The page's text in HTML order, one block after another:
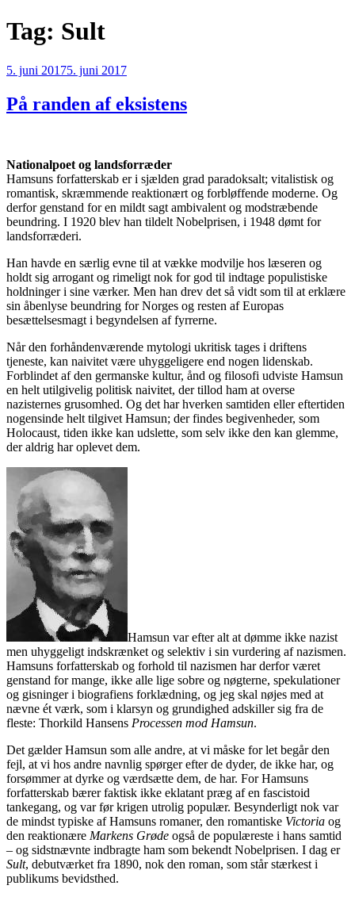
Videre
til
Tag: Sult
Udgivet
5. juni 20175. juni 2017
På randen af eksistens
Nationalpoet og landsforræder
Hamsuns forfatterskab er i sjælden grad paradoksalt; vitalistisk og
romantisk, skræmmende reaktionært og forbløffende moderne. Og
derfor genstand for en mildt sagt ambivalent og modstræbende
beundring. I 1920 blev han tildelt Nobelprisen, i 1948 dømt for
landsforræderi.
Han havde en særlig evne til at vække modvilje hos læseren og
holdt sig arrogant og rimeligt nok for god til indtage populistiske
holdninger i sine værker. Men han drev det så vidt som til at erklære
sin åbenlyse beundring for Norges og resten af Europas
besættelsesmagt i begyndelsen af fyrrerne.
Når den forhåndenværende mytologi ukritisk tages i driftens
tjeneste, kan naivitet være uhyggeligere end nogen lidenskab.
Forblindet af den germanske kultur, ånd og filosofi udviste Hamsun
en helt utilgivelig politisk naivitet, der tillod ham at overse
nazisternes grusomhed. Og det har hverken samtiden eller eftertiden
nogensinde helt tilgivet Hamsun; der findes begivenheder, som
Holocaust, tiden ikke kan udslette, som selv ikke den kan glemme,
der aldrig har oplevet dem.
Hamsun var efter alt at dømme ikke nazist
men uhyggeligt indskrænket og selektiv i sin vurdering af nazismen.
Hamsuns forfatterskab og forhold til nazismen har derfor været
genstand for mange, ikke alle lige sobre og nøgterne, spekulationer
og gisninger i biografiens forklædning, og jeg skal nøjes med at
nævne ét værk, som i klarsyn og grundighed adskiller sig fra de
fleste: Thorkild Hansens Processen mod Hamsun.
Det gælder Hamsun som alle andre, at vi måske for let begår den
fejl, at vi hos andre navnlig spørger efter de dyder, de ikke har, og
forsømmer at dyrke og værdsætte dem, de har. For Hamsuns
forfatterskab bærer faktisk ikke eklatant præg af en fascistoid
tankegang, og var før krigen utrolig populær. Besynderligt nok var
de mindst typiske af Hamsuns romaner, den romantiske Victoria og
den reaktionære Markens Grøde også de populæreste i hans samtid
– og sidstnævnte indbragte ham som bekendt Nobelprisen. I dag er
Sult, debutværket fra 1890, nok den roman, som står stærkest i
publikums bevidsthed.